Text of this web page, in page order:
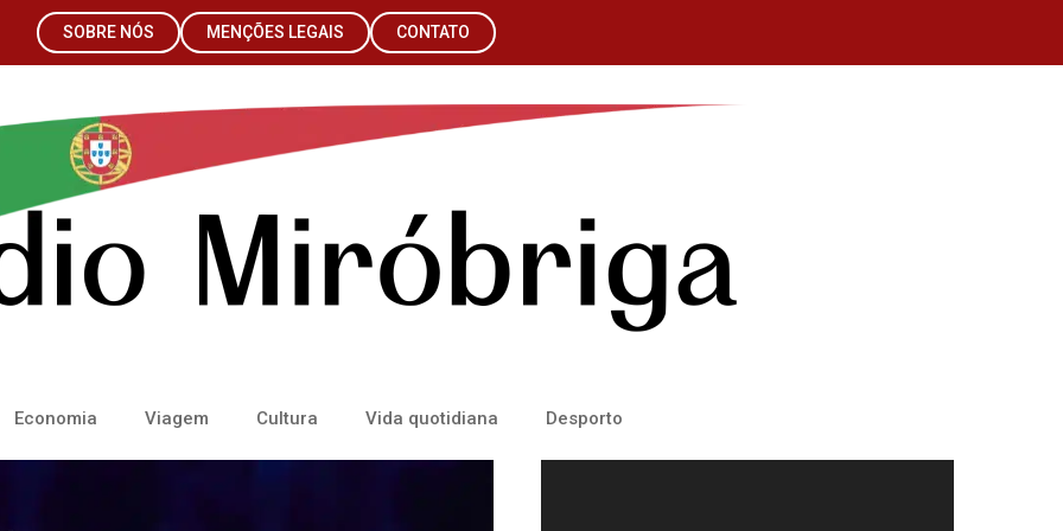
SOBRE NÓS MENÇÕES LEGAIS CONTATO
Economia Viagem Cultura Vida quotidiana Desporto